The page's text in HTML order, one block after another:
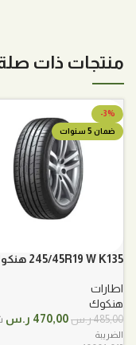
منتجات ذات
-3%
ضمان 5 سنوات
245/45R19 W K135 هنكوك
اطارات
هنكوك
485,00ر.س السعر
470,00 ر.س
الضريبة